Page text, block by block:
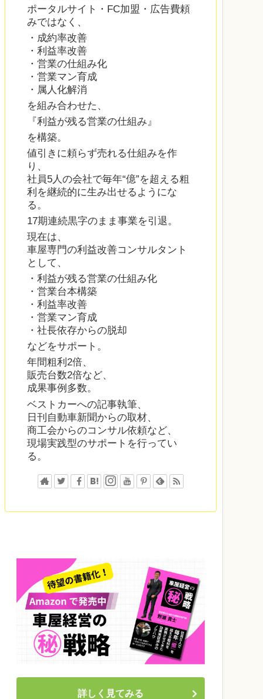
ポータルサイト・FC加盟・広告費頼
みではなく、
・成約率改善
・利益率改善
・営業の仕組み化
・営業マン育成
・属人化解消
を組み合わせた、
『利益が残る営業の仕組み』
を構築。
値引きに頼らず売れる仕組みを作
り、
社員5人の会社で毎年“億”を超える粗
利を継続的に生み出せるようにな
る。
17期連続黒字のまま事業を引退。
現在は、
車屋専門の利益改善コンサルタント
として、
・利益が残る営業の仕組み化
・営業台本構築
・利益率改善
・営業マン育成
・社長依存からの脱却
などをサポート。
年間粗利2倍、
販売台数2倍など、
成果事例多数。
ベストカーへの記事執筆、
日刊自動車新聞からの取材、
商工会からのコンサル依頼など、
現場実践型のサポートを行ってい
る。
詳しく見てみる